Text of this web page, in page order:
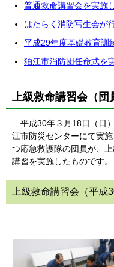
普通救命講習会を実施
はたらく消防写生会が
平成29年度基礎教育訓
狛江市消防団任命式を
上級救命講習会（団
平成30年３月18日（日
江市防災センターにて実
つ応急救護隊の団員が、
講習を実施したものです。
上級救命講習会（平